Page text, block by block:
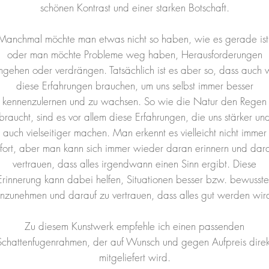
schönen Kontrast und einer starken Botschaft.
möchte man etwas nicht so haben, wie es gerade
oder man möchte Probleme weg haben, Herausforderungen
oder verdrängen. Tatsächlich ist es aber so, dass auch
diese Erfahrungen brauchen, um uns selbst immer besser
kennenzulernen und zu wachsen. So wie die Natur den Regen
braucht, sind es vor allem diese Erfahrungen, die uns stärker
auch vielseitiger machen. Man erkennt es vielleicht nicht immer
aber man kann sich immer wieder daran erinnern und
vertrauen, dass alles irgendwann einen Sinn ergibt. Diese
kann dabei helfen, Situationen besser bzw.
und darauf zu vertrauen, dass alles gut werden
Zu diesem Kunstwerk empfehle ich einen passenden
der auf Wunsch und gegen Aufpreis
mitgeliefert wird.